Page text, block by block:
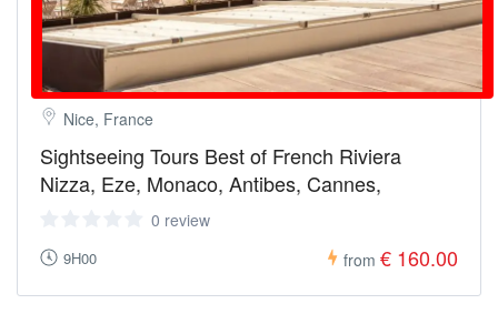
Nice, France
Sightseeing Tours Best of French Riviera
Nizza, Eze, Monaco, Antibes, Cannes,
0 review
9H00 from € 160.00